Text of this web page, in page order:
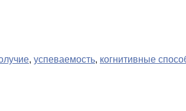
, успеваемость, когнитивные